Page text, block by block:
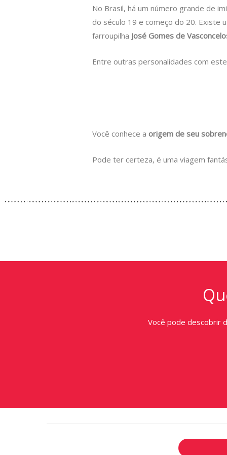
No Brasil, há um número grande de
do século 19 e começo do 20. Existe
farroupilha José Gomes de
Entre outras personalidades com
Você conhece a origem de seu
Pode ter certeza, é uma viagem
Você pode descobrir